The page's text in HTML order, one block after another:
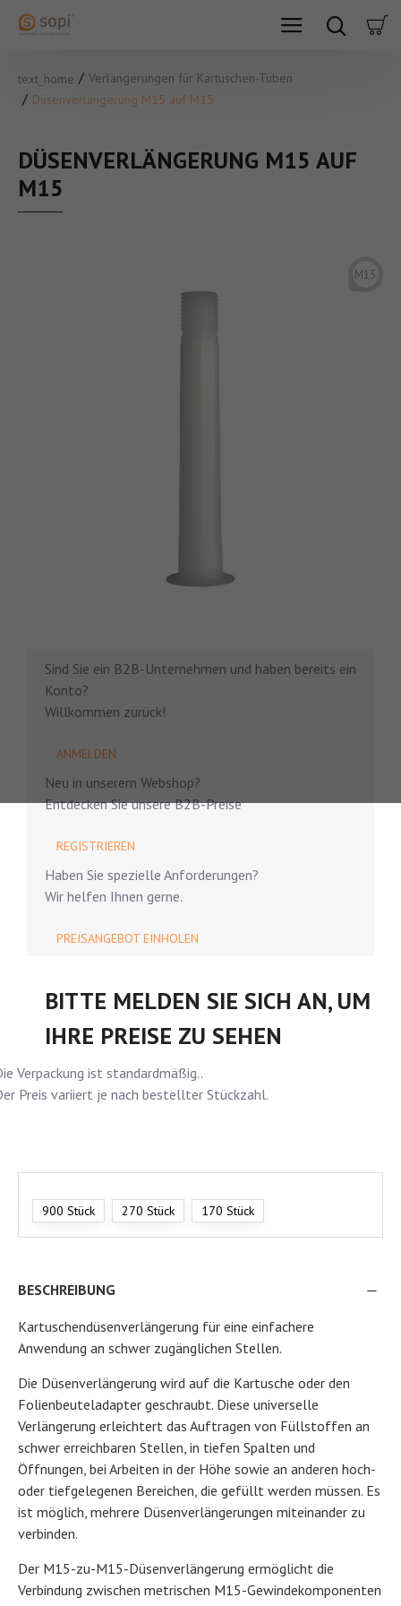
text_home
Verlängerungen für Kartuschen-Tuben
Düsenverlängerung M15 auf M15
DÜSENVERLÄNGERUNG M15 AUF
M15
M15
Sind Sie ein B2B-Unternehmen und haben bereits ein
Konto?
Willkommen zurück!
ANMELDEN
Neu in unserem Webshop?
Entdecken Sie unsere B2B-Preise
REGISTRIEREN
Haben Sie spezielle Anforderungen?
Wir helfen Ihnen gerne.
PREISANGEBOT EINHOLEN
BITTE MELDEN SIE SICH AN, UM
IHRE PREISE ZU SEHEN
Verpackung ist standardmäßig..
Preis variiert je nach bestellter Stückzahl.
900 Stück 270 Stück 170 Stück
BESCHREIBUNG
Kartuschendüsenverlängerung für eine einfachere
Anwendung an schwer zugänglichen Stellen.
Die Düsenverlängerung wird auf die Kartusche oder den
Folienbeuteladapter geschraubt. Diese universelle
Verlängerung erleichtert das Auftragen von Füllstoffen an
schwer erreichbaren Stellen, in tiefen Spalten und
Öffnungen, bei Arbeiten in der Höhe sowie an anderen hoch-
oder tiefgelegenen Bereichen, die gefüllt werden müssen. Es
ist möglich, mehrere Düsenverlängerungen miteinander zu
verbinden.
Der M15-zu-M15-Düsenverlängerung ermöglicht die
Verbindung zwischen metrischen M15-Gewindekomponenten